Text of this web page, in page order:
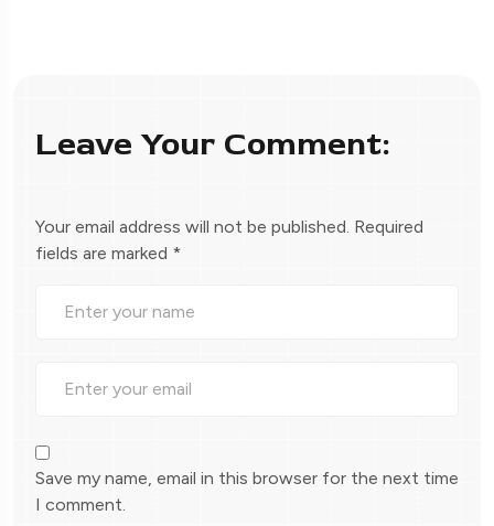
Leave Your Comment:
Your email address will not be published. Required
fields are marked *
Save my name, email in this browser for the next time
I comment.